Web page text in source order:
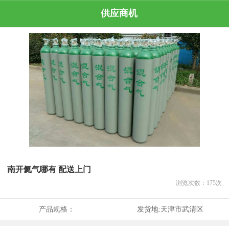
供应商机
南开氦气哪有 配送上门
浏览次数： 175次
产品规格： 发货地:天津市武清区